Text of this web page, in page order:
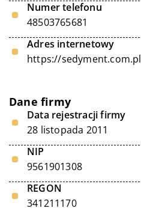
Numer telefonu
48503765681
Adres internetowy
https://sedyment.com.pl
Dane firmy
Data rejestracji firmy
28 listopada 2011
NIP
9561901308
REGON
341211170